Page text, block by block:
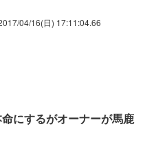
04/16(日) 17:11:04.66
にするがオーナーが馬鹿